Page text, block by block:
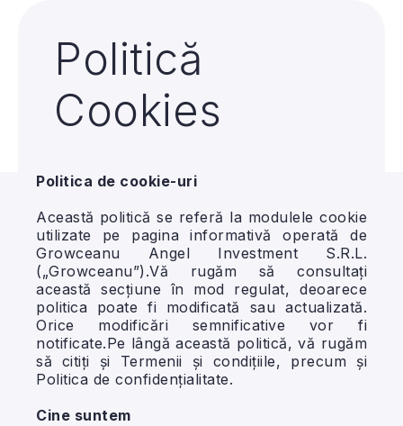
Politică
Cookies
Politica de cookie-uri
Această politică se referă la modulele cookie
utilizate pe pagina informativă operată de
Growceanu Angel Investment S.R.L.
(„Growceanu”).Vă rugăm să consultați
această secțiune în mod regulat, deoarece
politica poate fi modificată sau actualizată.
Orice modificări semnificative vor fi
notificate.Pe lângă această politică, vă rugăm
să citiți și Termenii și condițiile, precum și
Politica de confidențialitate.
Cine suntem